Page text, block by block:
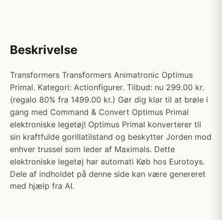
Beskrivelse
Transformers Transformers Animatronic Optimus
Primal. Kategori: Actionfigurer. Tilbud: nu 299.00 kr.
(regalo 80% fra 1499.00 kr.) Gør dig klar til at brøle i
gang med Command & Convert Optimus Primal
elektroniske legetøj! Optimus Primal konverterer til
sin kraftfulde gorillatilstand og beskytter Jorden mod
enhver trussel som leder af Maximals. Dette
elektroniske legetøj har automati Køb hos Eurotoys.
Dele af indholdet på denne side kan være genereret
med hjælp fra AI.